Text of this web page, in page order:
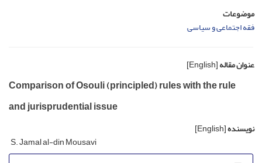
موضوعات
فقه اجتماعی و سیاسی
عنوان مقاله[English]
Comparison of Osouli (principled) rules with the rule
and jurisprudential issue
نویسنده[English]
S. Jamal al-din Mousavi